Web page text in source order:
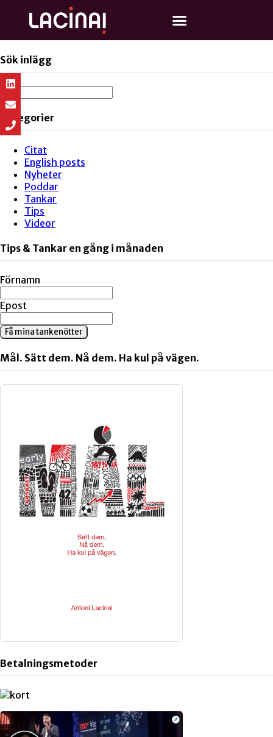
Sök inlägg
Kategorier
Citat
English posts
Nyheter
Poddar
Tankar
Tips
Videor
Tips & Tankar en gång i månaden
Förnamn
Epost
Få mina tankenötter
Mål. Sätt dem. Nå dem. Ha kul på vägen.
Betalningsmetoder